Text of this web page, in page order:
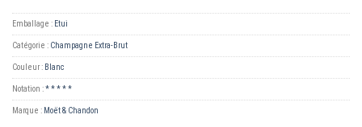
Emballage : Etui
Catégorie : Champagne Extra-Brut
Couleur : Blanc
Notation :* * * * *
Marque : Moët & Chandon